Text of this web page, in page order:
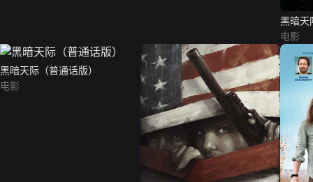
黑暗天
电影
黑暗天际（普通话版）
电影